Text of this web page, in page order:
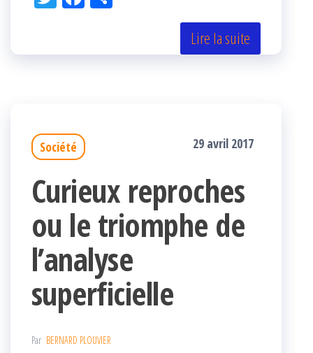
k r
Lire la suite
Société 29 avril 2017
Curieux reproches
ou le triomphe de
l’analyse
superficielle
Par BERNARD PLOUVIER